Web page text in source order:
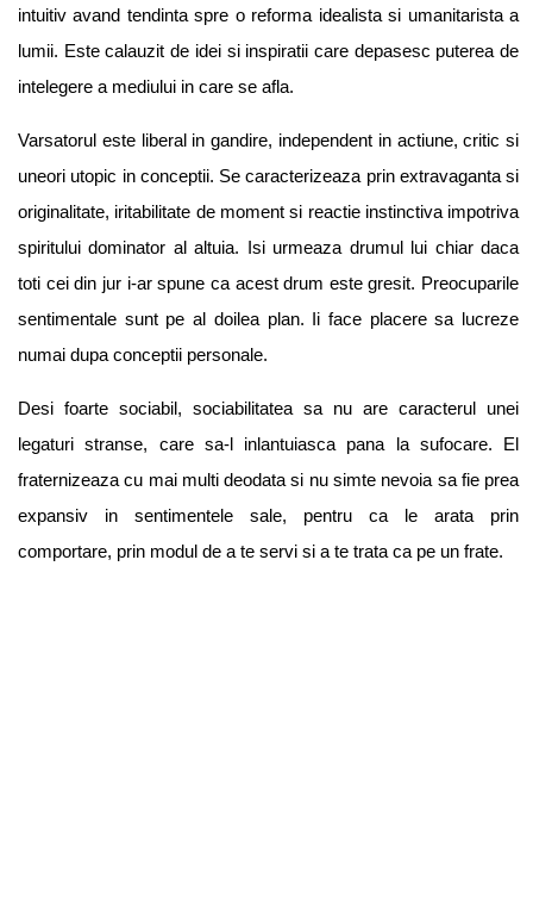
intuitiv avand tendinta spre o reforma idealista si umanitarista a
lumii. Este calauzit de idei si inspiratii care depasesc puterea de
intelegere a mediului in care se afla.
Varsatorul este liberal in gandire, independent in actiune, critic si
uneori utopic in conceptii. Se caracterizeaza prin extravaganta si
originalitate, iritabilitate de moment si reactie instinctiva impotriva
spiritului dominator al altuia. Isi urmeaza drumul lui chiar daca
toti cei din jur i-ar spune ca acest drum este gresit. Preocuparile
sentimentale sunt pe al doilea plan. Ii face placere sa lucreze
numai dupa conceptii personale.
Desi foarte sociabil, sociabilitatea sa nu are caracterul unei
legaturi stranse, care sa-l inlantuiasca pana la sufocare. El
fraternizeaza cu mai multi deodata si nu simte nevoia sa fie prea
expansiv in sentimentele sale, pentru ca le arata prin
comportare, prin modul de a te servi si a te trata ca pe un frate.